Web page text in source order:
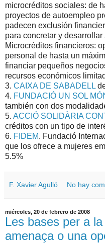
microcréditos sociales: de
proyectos de autoempleo
padecen exclusión
para concretar y
Microcréditos financieros:
personal de hasta un
financiar pequeños
recursos económicos
3. CAIXA DE SABADELL
4. FUNDACIÓ UN SOL
también con dos
5. ACCIÓ SOLIDÀRIA
créditos con un tipo de
6. FIDEM. Fundació
que los ofrece a mujeres
5.5%
F. Xavier Agulló No hay
miércoles, 20 de febrero de 2008
Les bases per a
amenaça o una